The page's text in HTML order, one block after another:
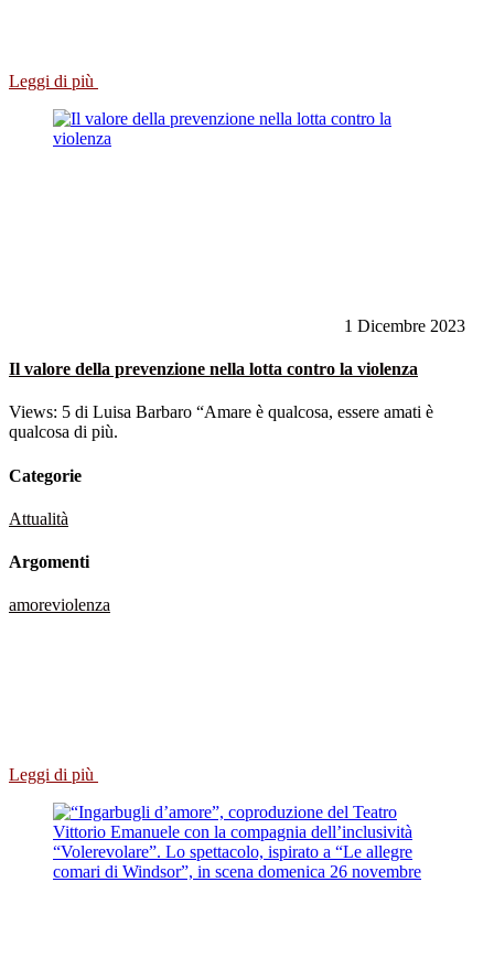
Leggi di più
1 Dicembre 2023
Il valore della prevenzione nella lotta contro la violenza
Views: 5 di Luisa Barbaro “Amare è qualcosa, essere amati è
qualcosa di più.
Categorie
Attualità
Argomenti
amoreviolenza
Leggi di più